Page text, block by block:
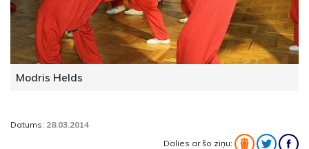
Modris Helds
Datums: 28.03.2014
Dalies ar šo ziņu: